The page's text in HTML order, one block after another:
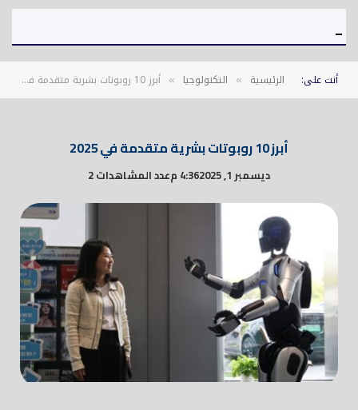
أنت على: الرئيسية » التكنولوجيا » أبرز 10 روبوتات بشرية متقدمة في 2025
أبرز 10 روبوتات بشرية متقدمة في 2025
ديسمبر 1, 2025 4:36 م عدد المشاهدات 2